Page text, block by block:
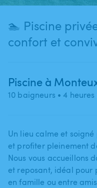
🏊 Piscine
confort et
Piscine à
10 baigneurs • 4
Un lieu calme et
et profiter pleinement
Nous vous accueillons
et reposant​,​ idéal pour
en famille ou entre